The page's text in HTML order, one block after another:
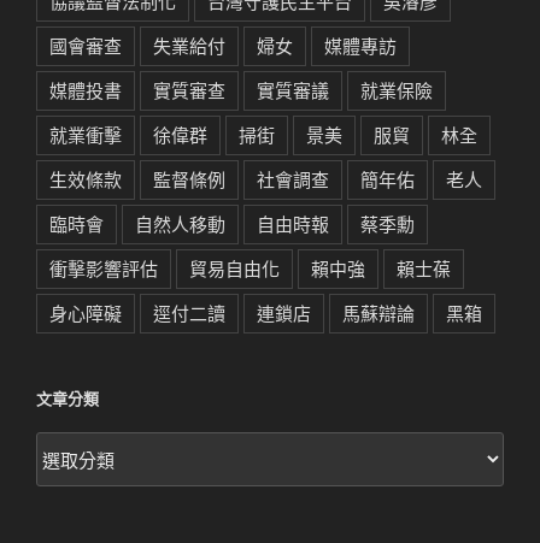
國會審查
失業給付 婦女
媒體專訪
媒體投書
實質審查 實質審議
就業保險
就業衝擊
徐偉群 掃街 景美 服貿
林全
生效條款
監督條例 社會調查 簡年佑
老人
臨時會
自然人移動 自由時報
蔡季勳
衝擊影響評估
貿易自由化 賴中強
賴士葆
身心障礙
逕付二讀 連鎖店 馬蘇辯論 黑箱
文章分類
文
章